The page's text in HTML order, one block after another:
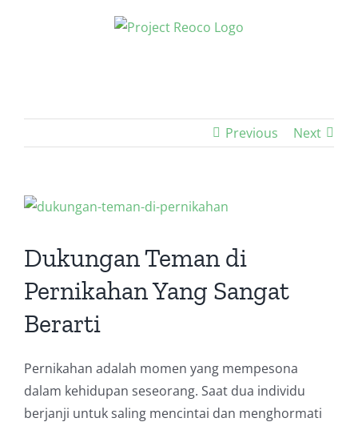
Previous Next
View
Image
Dukungan Teman di
Pernikahan Yang Sangat
Berarti
Pernikahan adalah momen yang mempesona
dalam kehidupan seseorang. Saat dua individu
berjanji untuk saling mencintai dan menghormati